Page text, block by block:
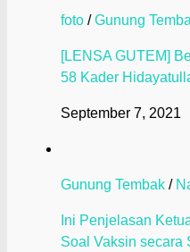
foto /Gunung
[LENSA GUTEM]
58 Kader
September 7, 2021
Gunung Tembak /
Ini Penjelasan
Soal Vaksin secara